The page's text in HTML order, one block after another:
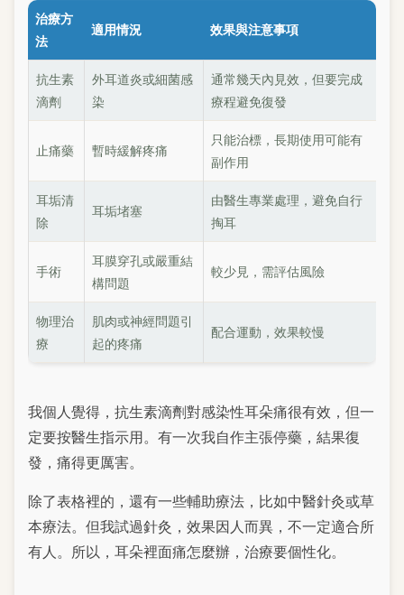
治療方
法
適用情況 效果與注意事項
抗生素
滴劑
外耳道炎或細菌感
染
通常幾天內見效，但要完成
療程避免復發
止痛藥 暫時緩解疼痛
只能治標，長期使用可能有
副作用
耳垢清
除
耳垢堵塞
由醫生專業處理，避免自行
掏耳
手術
耳膜穿孔或嚴重結
構問題
較少見，需評估風險
物理治
療
肌肉或神經問題引
起的疼痛
配合運動，效果較慢
我個人覺得，抗生素滴劑對感染性耳朵痛很有效，但一
定要按醫生指示用。有一次我自作主張停藥，結果復
發，痛得更厲害。
除了表格裡的，還有一些輔助療法，比如中醫針灸或草
本療法。但我試過針灸，效果因人而異，不一定適合所
有人。所以，耳朵裡面痛怎麼辦，治療要個性化。